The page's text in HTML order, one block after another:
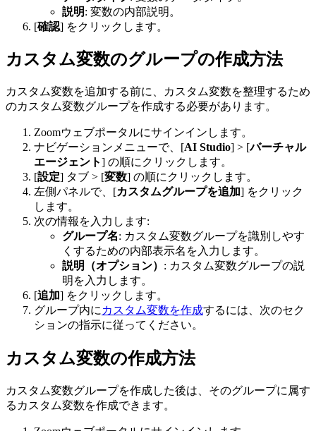
説明: 変数の内部説明。
[確認] をクリックします。
カスタム変数のグループの作成方法
カスタム変数を追加する前に、カスタム変数を整理するため
のカスタム変数グループを作成する必要があります。
Zoomウェブポータルにサインインします。
ナビゲーションメニューで、[AI Studio] > [バーチャル
エージェント] の順にクリックします。
[設定] タブ > [変数] の順にクリックします。
左側パネルで、[カスタムグループを追加] をクリック
します。
次の情報を入力します:
グループ名: カスタム変数グループを識別しやす
くするための内部表示名を入力します。
説明（オプション） : カスタム変数グループの説
明を入力します。
[追加] をクリックします。
グループ内に カスタム変数を作成するには、次のセク
ションの指示に従ってください。
カスタム変数の作成方法
カスタム変数グループを作成した後は、そのグループに属す
るカスタム変数を作成できます。